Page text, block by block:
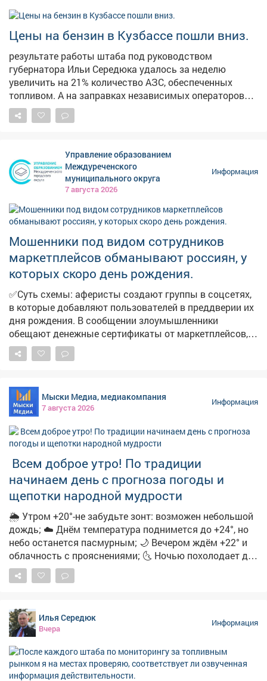
сильных ливней эта лестница регулярно
превращается в бурный водопад, а зимой страдает от
тяжести снега. Напомним, в конце июня в мэрии
сообщали, что началсяремонт лестничного спуска на
Пионерском бульваре. В администрации также
отметили, что его размыло сильным дождем.
Цены на бензин в Кузбассе пошли вниз.
результате работы штаба под руководством
губернатора Ильи Середюка удалось за неделю
увеличить на 21% количество АЗС, обеспеченных
топливом. А на заправках независимых операторов
стоимость горючего начала снижаться. Проехали по
территориям региона и убедились в этом.
Управление образованием
Междуреченского
муниципального округа
7 августа 2026
Информация
Мошенники под видом сотрудников
маркетплейсов обманывают россиян, у
которых скоро день рождения.
✅Суть схемы: аферисты создают группы в соцсетях,
в которые добавляют пользователей в преддверии их
дня рождения. В сообщении злоумышленники
обещают денежные сертификаты от маркетплейсов,
технику и туристические поездки по случаю
праздника. Мошенники торопят, якобы акция
перейти по ссылке. ➡️ ❗️Будьте бдительны и
предупредите близких! Переходить по ссылке опасно,
она может быть фишинговой. Пользователь рискует
потерять деньги и предоставить мошенникам
персональные данные. Обо всех акциях
маркетплейсы информируют на своих официальных
ресурсах.
Мыски Медиа, медиакомпания
7 августа 2026
Информация
Всем доброе утро! По традиции
начинаем день с прогноза погоды и
щепотки народной мудрости
🌦 Утром +20°-не забудьте зонт: возможен небольшой
дождь; ☁️ Днём температура поднимется до +24°, но
небо останется пасмурным; 🌙 Вечером ждём +22° и
облачность с прояснениями; 🌜 Ночью похолодает до
+15°-облачно с прояснениями. 🌿 А ещё с
сегодняшним днём вязано немало народных примет:
сухой; ➖Увидели радугу-ждите перемены погоды;
➖Муравьи поднимают входы в муравейники-к
затяжным дождям; ➖Солнце на закате багровое-к
жаркой погоде на следующий день; ➖А если в этот
день посеять укроп-по поверью, зиму проживёте без
простуд. 👀Давайте понаблюдаем, работают ли
Илья Середюк
Вчера
Информация